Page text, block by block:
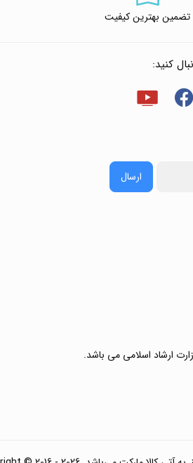
تضمین بهترین کیفیت
کنید:
ارسال
ارشاد اسلامی می باشد.